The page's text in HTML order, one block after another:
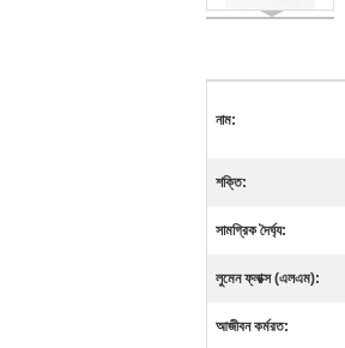
নাম:
শক্তি:
সামগ্রিক দৈর্ঘ্য:
লুমেন ফ্লাক্স (এলএম):
আজীবন কর্মরত: